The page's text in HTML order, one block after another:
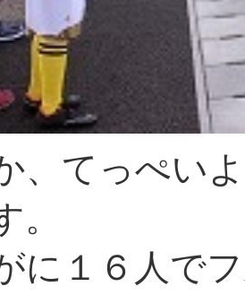
、てっぺい
。
に１６人で